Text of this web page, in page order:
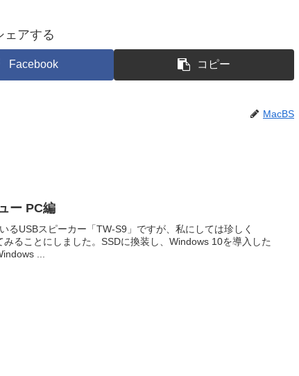
ェアする
Facebook コピー
MacBS
ー PC編
るUSBスピーカー「TW-S9」ですが、私にしては珍しく
ることにしました。SSDに換装し、Windows 10を導入した
...